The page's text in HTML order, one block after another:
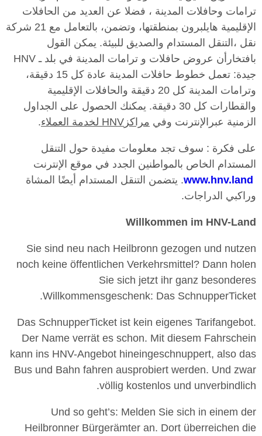
ترامات وحافلات المدينة ، فضلا عن العديد من الحافلات
الإقليمية هايلبرون بمنطقتها، وتضمن، بالتعامل مع 21 شركة
نقل ،التنقل المستدام والصديق للبيئة. يمكن القول
بافتخارأن عروض حافلات و ترامات المدينة في بلد ـ HNV
جيدة: تعمل خطوط حافلات المدينة عادة كل 15 دقيقة،
وترامات المدينة كل 20 دقيقة والحافلات الإقليمية
والقطارات كل 30 دقيقة. يمكنك الحصول على الجداول
الزمنية عبرالإنترنت وفي مراكز HNV لخدمة العملاء.
على فكرة : سوف تجد معلومات مفيدة حول التنقل
المستدام الخاص بالمواطنين الجدد في موقع الإنترنت
www.hnv.land. يتضمن التنقل المستدام أيضًا المشاة
وراكبي الدراجات.
Willkommen im HNV-Land
Sie sind neu nach Heilbronn gezogen und nutzen
noch keine öffentlichen Verkehrsmittel? Dann holen
Sie sich jetzt ihr ganz besonderes
Willkommensgeschenk: Das SchnupperTicket.
Das SchnupperTicket ist kein eigenes Tarifangebot.
Der Name verrät es schon. Mit diesem Fahrschein
kann ins HNV-Angebot hineingeschnuppert, also das
Bus und Bahn fahren ausprobiert werden. Und zwar
völlig kostenlos und unverbindlich.
Und so geht’s: Melden Sie sich in einem der
Heilbronner Bürgerämter an. Dort überreichen die